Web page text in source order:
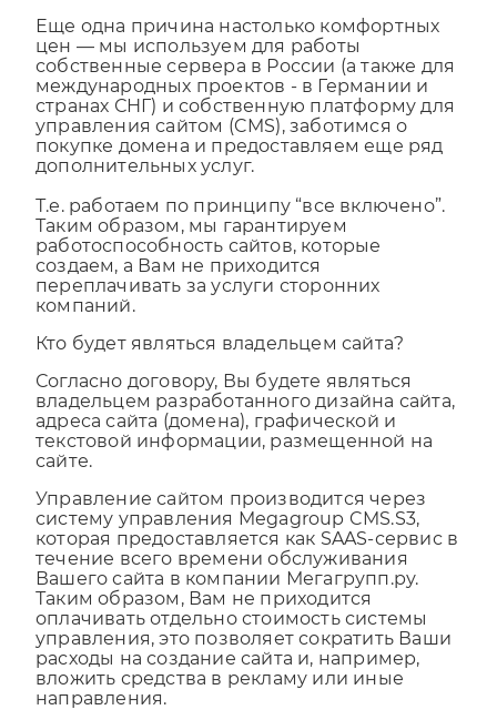
Еще одна причина настолько комфортных
цен — мы используем для работы
собственные сервера в России (а также для
международных проектов - в Германии и
странах СНГ) и собственную платформу для
управления сайтом (CMS), заботимся о
покупке домена и предоставляем еще ряд
дополнительных услуг.
Т.е. работаем по принципу “все включено”.
Таким образом, мы гарантируем
работоспособность сайтов, которые
создаем, а Вам не приходится
переплачивать за услуги сторонних
компаний.
Кто будет являться владельцем сайта?
Согласно договору, Вы будете являться
владельцем разработанного дизайна сайта,
адреса сайта (домена), графической и
текстовой информации, размещенной на
сайте.
Управление сайтом производится через
систему управления Megagroup CMS.S3,
которая предоставляется как SAAS-сервис в
течение всего времени обслуживания
Вашего сайта в компании Мегагрупп.ру.
Таким образом, Вам не приходится
оплачивать отдельно стоимость системы
управления, это позволяет сократить Ваши
расходы на создание сайта и, например,
вложить средства в рекламу или иные
направления.